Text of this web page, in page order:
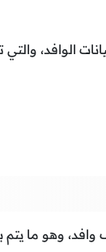
الوافد،
وهو ما يتم